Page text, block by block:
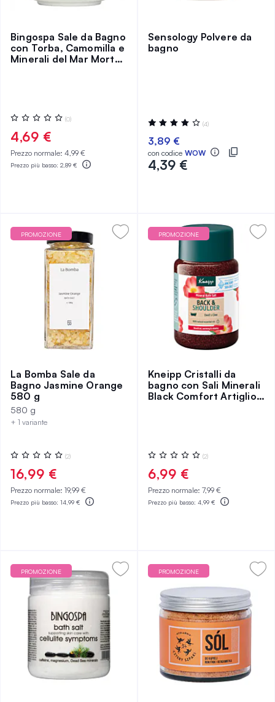
Bingospa Sale da Bagno
con Torba, Camomilla e
Minerali del Mar Morto
Valutazione:
0%
(0)
4,69 €
Prezzo normale: 4,99 €
Prezzo più basso: 2,89 €
Sensology Polvere da
bagno
Valutazione:
80%
(4)
3,89 €
con codice WOW
4,39 €
PROMOZIONE
La Bomba Sale da
Bagno Jasmine Orange
580 g
580 g
+ 1 variante
Valutazione:
0%
(2)
16,99 €
Prezzo normale: 19,99 €
Prezzo più basso: 14,99 €
PROMOZIONE
Kneipp Cristalli da
bagno con Sali Minerali
Black Comfort Artiglio
Valutazione:
0%
(2)
6,99 €
Prezzo normale: 7,99 €
Prezzo più basso: 4,99 €
PROMOZIONE PROMOZIONE